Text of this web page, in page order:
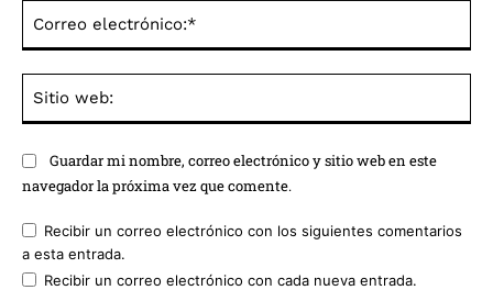
Guardar mi nombre, correo electrónico y sitio web en este
navegador la próxima vez que comente.
Recibir un correo electrónico con los siguientes comentarios
a esta entrada.
Recibir un correo electrónico con cada nueva entrada.